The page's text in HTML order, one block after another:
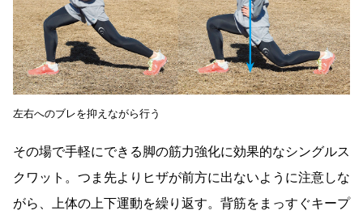
左右へのブレを抑えながら行う
その場で手軽にできる脚の筋力強化に効果的なシングルス
クワット。つま先よりヒザが前方に出ないように注意しな
がら、上体の上下運動を繰り返す。背筋をまっすぐキープ